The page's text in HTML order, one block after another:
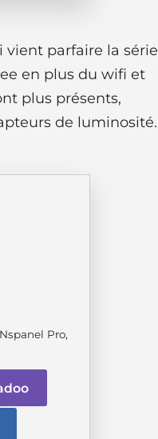
vient parfaire la série
en plus du wifi et
plus présents,
de luminosité.
Pro,